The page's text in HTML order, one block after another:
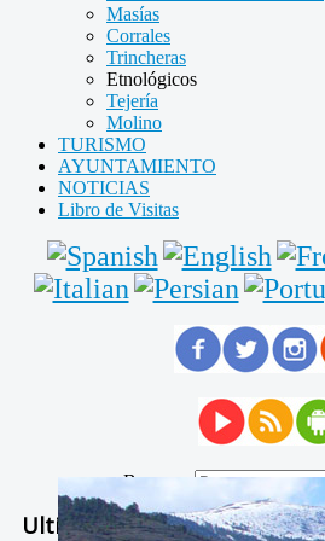
Masías
Corrales
Trincheras
Etnológicos
Tejería
Molino
TURISMO
AYUNTAMIENTO
NOTICIAS
Libro de Visitas
Buscar...
Ultimas Noticias